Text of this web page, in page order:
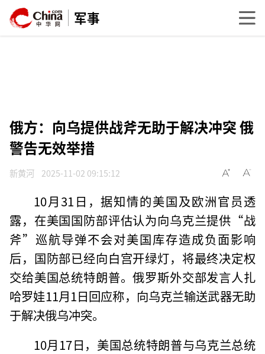
军事
俄方：向乌提供战斧无助于解决冲突 俄
警告无效举措
新黄河 2025-11-02 09:15:12
10月31日，据知情的美国及欧洲官员透
露，在美国国防部评估认为向乌克兰提供“战
斧”巡航导弹不会对美国库存造成负面影响
后，国防部已经向白宫开绿灯，将最终决定权
交给美国总统特朗普。俄罗斯外交部发言人扎
哈罗娃11月1日回应称，向乌克兰输送武器无助
于解决俄乌冲突。
10月17日，美国总统特朗普与乌克兰总统